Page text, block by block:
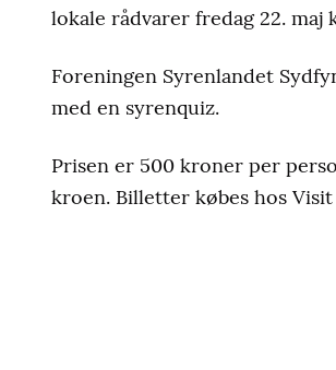
lokale rådvarer fredag 22. maj
Foreningen Syrenlandet
med en syrenquiz.
Prisen er 500 kroner per
kroen. Billetter købes hos Visit